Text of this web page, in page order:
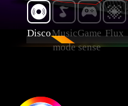
DiscoMusic
mode
Game
sense
Flux